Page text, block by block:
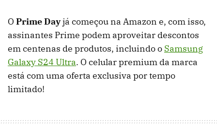
O Prime Dayjá começou na Amazon e, com isso,
assinantes Prime podem aproveitar descontos
em centenas de produtos, incluindo o Samsung
Galaxy S24 Ultra. O celular premium da marca
está com uma oferta exclusiva por tempo
limitado!